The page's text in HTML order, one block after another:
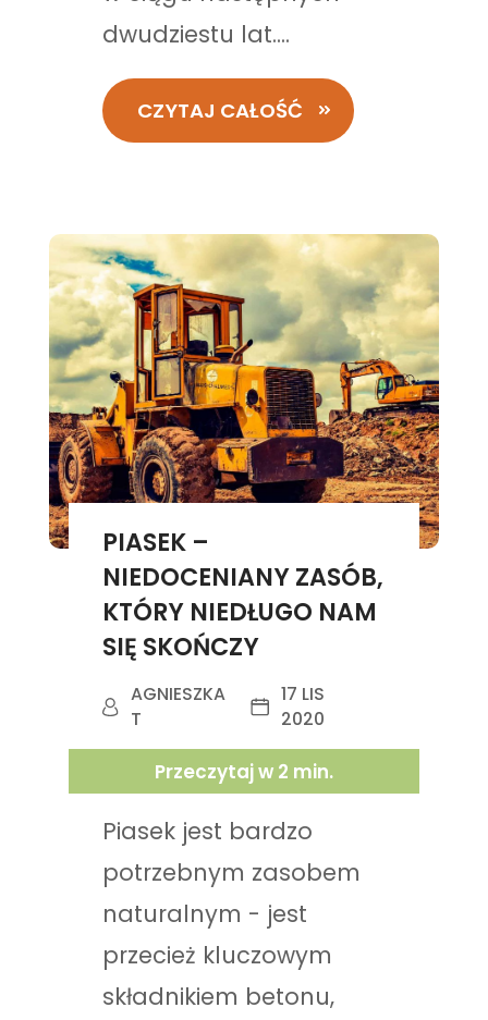
dwudziestu lat....
CZYTAJ CAŁOŚĆ
PIASEK –
NIEDOCENIANY ZASÓB,
KTÓRY NIEDŁUGO NAM
SIĘ SKOŃCZY
AGNIESZKA
T
17 LIS
2020
Przeczytaj w 2 min.
Piasek jest bardzo
potrzebnym zasobem
naturalnym - jest
przecież kluczowym
składnikiem betonu,